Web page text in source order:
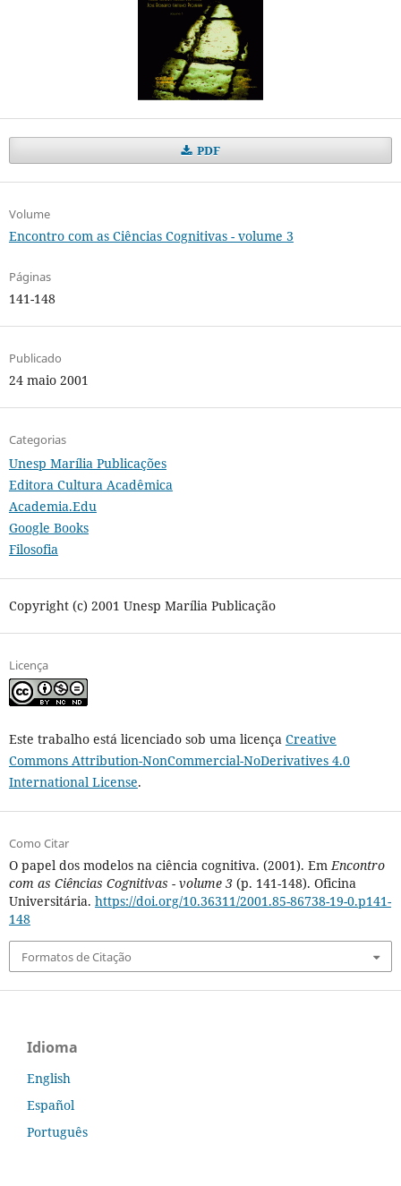
PDF
Volume
Encontro com as Ciências Cognitivas - volume 3
Páginas
141-148
Publicado
24 maio 2001
Categorias
Unesp Marília Publicações
Editora Cultura Acadêmica
Academia.Edu
Google Books
Filosofia
Copyright (c) 2001 Unesp Marília Publicação
Licença
Este trabalho está licenciado sob uma licença Creative
Commons Attribution-NonCommercial-NoDerivatives 4.0
International License.
Como Citar
O papel dos modelos na ciência cognitiva. (2001). EmEncontro
com as Ciências Cognitivas - volume 3(p. 141-148). Oficina
Universitária. https://doi.org/10.36311/2001.85-86738-19-0.p141-
148
Formatos de Citação
Idioma
English
Español
Português